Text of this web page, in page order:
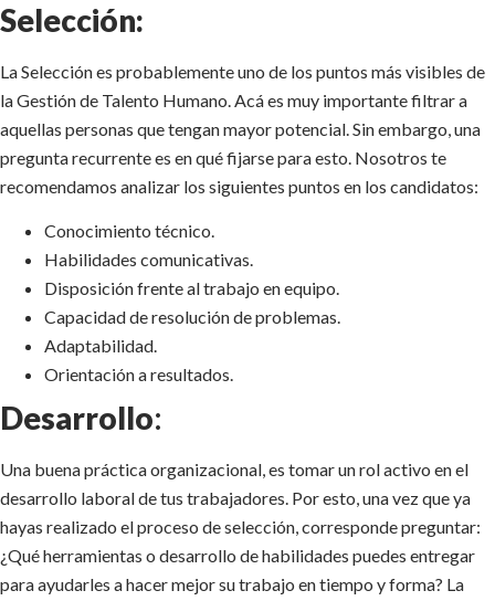
Selección:
La Selección es probablemente uno de los puntos más visibles de
la Gestión de Talento Humano. Acá es muy importante filtrar a
aquellas personas que tengan mayor potencial. Sin embargo, una
pregunta recurrente es en qué fijarse para esto. Nosotros te
recomendamos analizar los siguientes puntos en los candidatos:
Conocimiento técnico.
Habilidades comunicativas.
Disposición frente al trabajo en equipo.
Capacidad de resolución de problemas.
Adaptabilidad.
Orientación a resultados.
Desarrollo:
Una buena práctica organizacional, es tomar un rol activo en el
desarrollo laboral de tus trabajadores. Por esto, una vez que ya
hayas realizado el proceso de selección, corresponde preguntar:
¿Qué herramientas o desarrollo de habilidades puedes entregar
para ayudarles a hacer mejor su trabajo en tiempo y forma? La